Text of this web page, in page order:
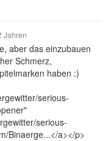
Jahren
aber das einzubauen
Schmerz,
haben :)
serious-
serious-
Binaerge...</a></p>